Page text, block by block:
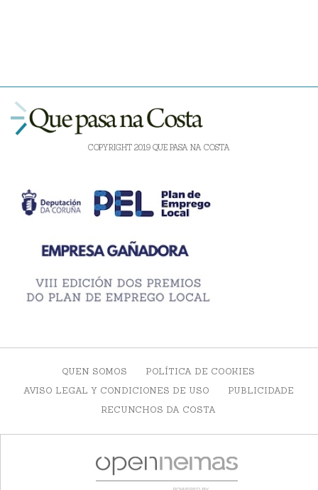
COPYRIGHT 2019 QUE PASA NA COSTA
QUEN SOMOS
POLÍTICA DE COOKIES
AVISO LEGAL Y CONDICIONES DE USO
PUBLICIDADE
RECUNCHOS DA COSTA